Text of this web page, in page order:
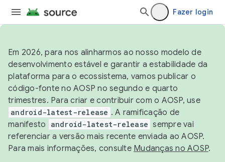
Fazer login
Em 2026, para nos alinharmos ao nosso modelo de
desenvolvimento estável e garantir a estabilidade da
plataforma para o ecossistema, vamos publicar o
código-fonte no AOSP no segundo e quarto
trimestres. Para criar e contribuir com o AOSP, use
android-latest-release . A ramificação de
manifesto
android-latest-release sempre vai
referenciar a versão mais recente enviada ao AOSP.
Para mais informações, consulte Mudanças no AOSP.